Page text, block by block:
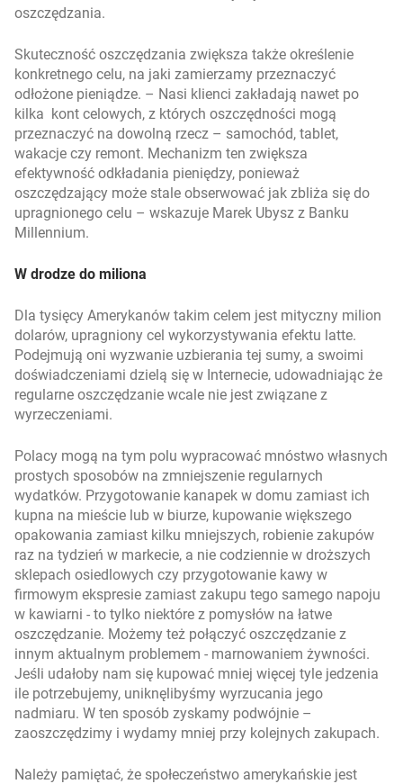
oszczędzania.
Skuteczność oszczędzania zwiększa także określenie
konkretnego celu, na jaki zamierzamy przeznaczyć
odłożone pieniądze. – Nasi klienci zakładają nawet po
kilka kont celowych, z których oszczędności mogą
przeznaczyć na dowolną rzecz – samochód, tablet,
wakacje czy remont. Mechanizm ten zwiększa
efektywność odkładania pieniędzy, ponieważ
oszczędzający może stale obserwować jak zbliża się do
upragnionego celu – wskazuje Marek Ubysz z Banku
Millennium.
W drodze do miliona
Dla tysięcy Amerykanów takim celem jest mityczny milion
dolarów, upragniony cel wykorzystywania efektu latte.
Podejmują oni wyzwanie uzbierania tej sumy, a swoimi
doświadczeniami dzielą się w Internecie, udowadniając że
regularne oszczędzanie wcale nie jest związane z
wyrzeczeniami.
Polacy mogą na tym polu wypracować mnóstwo własnych
prostych sposobów na zmniejszenie regularnych
wydatków. Przygotowanie kanapek w domu zamiast ich
kupna na mieście lub w biurze, kupowanie większego
opakowania zamiast kilku mniejszych, robienie zakupów
raz na tydzień w markecie, a nie codziennie w droższych
sklepach osiedlowych czy przygotowanie kawy w
firmowym ekspresie zamiast zakupu tego samego napoju
w kawiarni - to tylko niektóre z pomysłów na łatwe
oszczędzanie. Możemy też połączyć oszczędzanie z
innym aktualnym problemem - marnowaniem żywności.
Jeśli udałoby nam się kupować mniej więcej tyle jedzenia
ile potrzebujemy, uniknęlibyśmy wyrzucania jego
nadmiaru. W ten sposób zyskamy podwójnie –
zaoszczędzimy i wydamy mniej przy kolejnych zakupach.
Należy pamiętać, że społeczeństwo amerykańskie jest